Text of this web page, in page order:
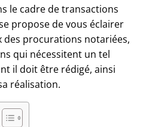
le cadre de transactions
propose de vous éclairer
des procurations notariées,
qui nécessitent un tel
il doit être rédigé, ainsi
réalisation.